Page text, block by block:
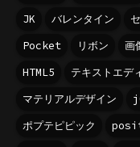
JK
バレンタイン
Pocket
リボン 画
HTML5
テキストエデ
マテリアルデザイン
ポプテピピック